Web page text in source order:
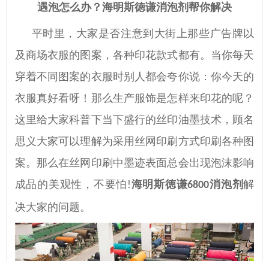
遇泡怎么办？ 海明斯徳谦消泡剂帮你解决
平时里，大家是否注意到大街上那些广告牌以
及商场衣服的图案，各种印花款式都有。当你每天
穿着不同图案的衣服时别人都会夸你说：你今天的
衣服真好看呀！那么生产服饰是怎样来印花的呢？
这里给大家科普下当下盛行的丝印油墨技术，顾名
思义大家可以理解为采用丝网印刷方式印刷各种图
案。那么在丝网印刷中墨迹表面总会出现泡沫影响
成品的美观性，不要怕 !海明斯徳谦6800消泡剂解
决大家的问题。